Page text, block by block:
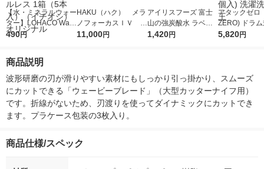
【水・ミネラルウォー
ター】LOHACO Wate
r（ロハコウォータ
シ） オリジナル
490円
HAKU（ハク） メラ
ノフォーカスＩＶ 4
5ｇ 資生堂 おまけ
11,000円
アイリスフーズ 富士
山の強炭酸水 ラベル
レス 500ml 1箱（24
1,420円
アタックゼロ
ZERO) ドラ
詰め替え メガ
5,820円
商品説明
波形研磨の刃が滑りやすい素材にもしっかり引っ掛かり、スムーズ
にカットできる「ウェービーブレード」（大型カッターナイフ用）
です。折線がないため、刃渡りを使ってダイナミックにカットでき
ます。プラケース包装の3枚入り。
商品仕様/スペック